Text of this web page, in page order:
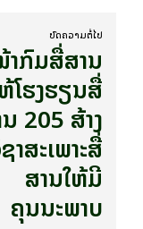
ບົດ​ຄວາມ​ຕໍ່​ໄປ
ກົມສື່ສານ
ໂຮງຮຽນສື່
205 ສ້າງ
ສະເພາະສື່
ສານໃຫ້ມີ
ຄຸນນະພາບ